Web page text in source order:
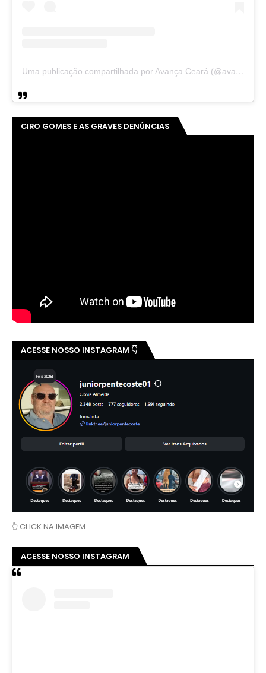
Uma publicação compartilhada por Avança Ceará (@avancaceara)
CIRO GOMES E AS GRAVES DENÚNCIAS
ACESSE NOSSO INSTAGRAM 👇
👆 CLICK NA IMAGEM
ACESSE NOSSO INSTAGRAM